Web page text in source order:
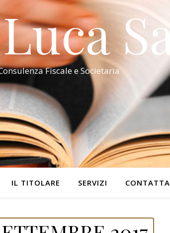
Fiscale e Societaria
IL TITOLARE SERVIZI